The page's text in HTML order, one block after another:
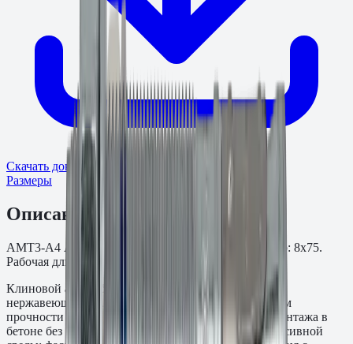
Скачать документ товара
Размеры
Описание
АМТ3-А4 Анкер-болт (нержавеющая сталь). Размер: 8x75.
Рабочая длина: 35,0 мм. Упаковка: 100.
Клиновой анкер-болт АМТ3-А4 Fasty выполнен из
нержавеющей стали марки A4 (AISI 316) с пределом
прочности не менее 800 МПа. Предназначен для монтажа в
бетоне без трещин и с трещинами в условиях агрессивной